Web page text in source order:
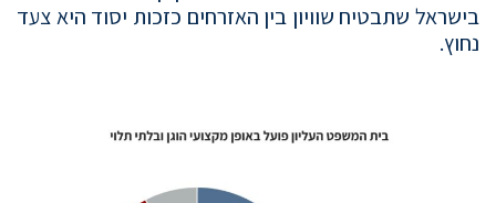
בישראל שתבטיח שוויון בין האזרחים כזכות יסוד היא צעד
נחוץ.